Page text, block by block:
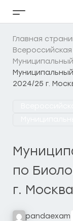
Кнопка
бокового
меню
Главная
2024/25 г.
по
г. Москва
pandaexam